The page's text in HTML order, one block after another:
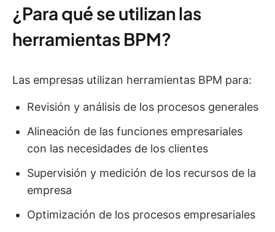
¿Para qué se utilizan las
herramientas BPM?
Las empresas utilizan herramientas BPM para:
Revisión y análisis de los procesos generales
Alineación de las funciones empresariales
con las necesidades de los clientes
Supervisión y medición de los recursos de la
empresa
Optimización de los procesos empresariales